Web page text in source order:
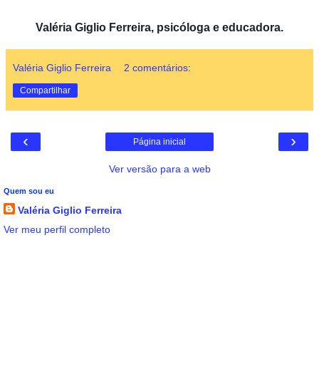
Valéria Giglio Ferreira, psicóloga e educadora.
Valéria Giglio Ferreira 2 comentários:
Compartilhar
‹ ›
Página inicial
Ver versão para a web
Quem sou eu
Valéria Giglio Ferreira
Ver meu perfil completo